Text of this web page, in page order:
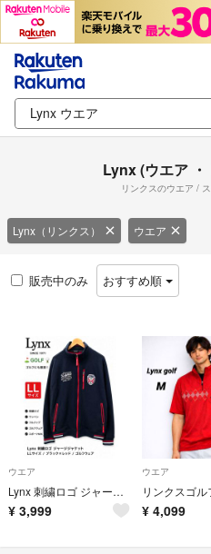
Lynx (ウエア ・
リンクスのウエア /
Lynx（リンクス） ウエア
販売中のみ おすすめ順
ウエア
Lynx 刺繍ロゴ ジャージジャケット LLサイズ ブラック×レッド
¥ 3,999
ウエア
¥ 4,099